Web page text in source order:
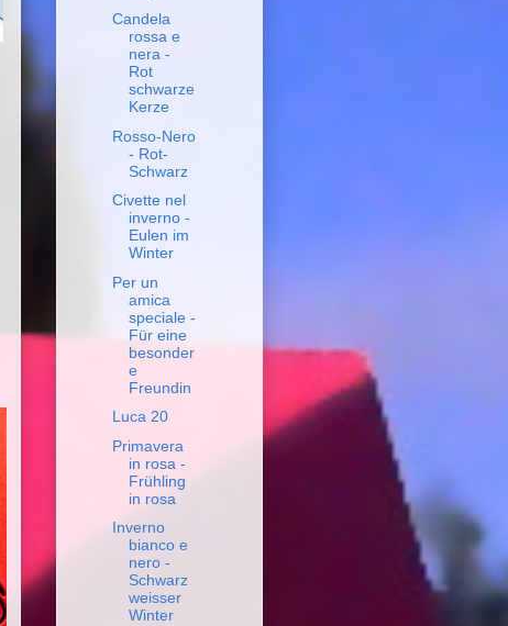
Candela
rossa e
nera -
Rot
schwarze
Kerze
Rosso-Nero
- Rot-
Schwarz
Civette nel
inverno -
Eulen im
Winter
Per un
amica
speciale -
Für eine
besonder
e
Freundin
Luca 20
Primavera
in rosa -
Frühling
in rosa
Inverno
bianco e
nero -
Schwarz
weisser
Winter